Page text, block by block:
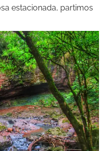
estacionada, partimos